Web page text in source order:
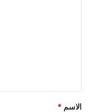
*
الاسم *